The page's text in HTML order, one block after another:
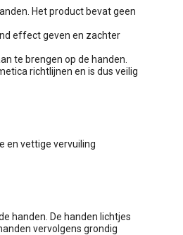
Het product bevat geen
effect geven en zachter
te brengen op de handen.
richtlijnen en is dus veilig
en vettige vervuiling
handen. De handen lichtjes
vervolgens grondig